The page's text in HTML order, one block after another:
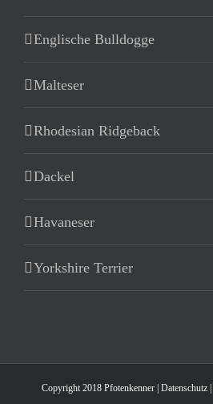
Englische Bulldogge
Malteser
Rhodesian Ridgeback
Dackel
Havaneser
Yorkshire Terrier
Copyright 2018 Pfotenkenner | Datenschutz|